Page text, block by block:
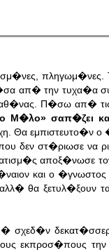
πληγωμ�νες.
απ� την τυχα�α
Π�σω απ�
Μ�λο» σαπ�ζει
Θα εμπιστευτο�ν ο
δεν στ�ριωσε να
αποξ�νωσε
και ο
θα ξετυλ�ξουν
σχεδ�ν
εκπροσ�πους την